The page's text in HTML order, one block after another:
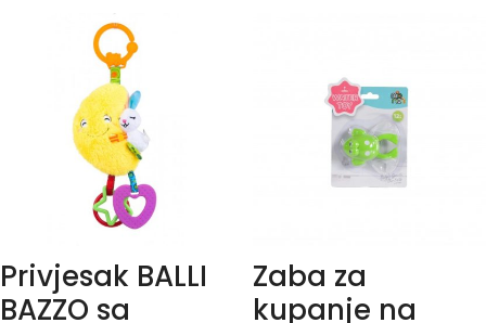
Privjesak BALLI
BAZZO sa
Zaba za
kupanje na